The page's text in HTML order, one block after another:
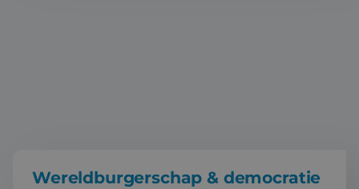
Wereldburgerschap & democratie